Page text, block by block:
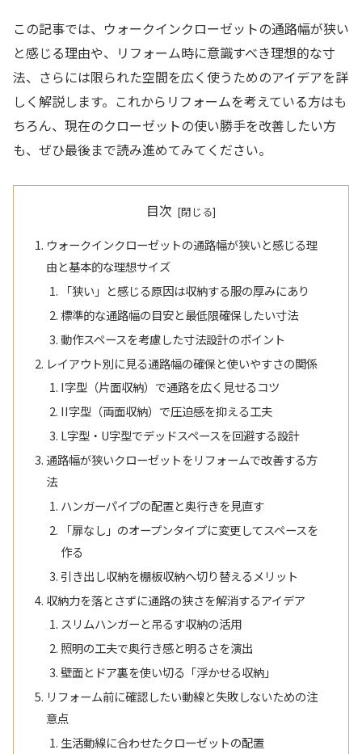
この記事では、ウォークインクローゼットの通路幅が狭い
と感じる理由や、リフォーム時に意識すべき理想的な寸
法、さらには限られた空間を広く使うためのアイデアを詳
しく解説します。これからリフォームを考えている方はも
ちろん、現在のクローゼットの使い勝手を改善したい方
も、ぜひ最後まで読み進めてみてください。
目次
ウォークインクローゼットの通路幅が狭いと感じる理
由と基本的な理想サイズ
「狭い」と感じる原因は収納する服の厚みにあり
標準的な通路幅の目安と最低限確保したい寸法
動作スペースを考慮した寸法設計のポイント
レイアウト別に見る通路幅の確保と使いやすさの関係
I字型（片面収納）で通路を広く見せるコツ
II字型（両面収納）で圧迫感を抑える工夫
L字型・U字型でデッドスペースを回避する設計
通路幅が狭いクローゼットをリフォームで改善する方
法
ハンガーパイプの配置と奥行きを見直す
「扉なし」のオープンタイプに変更してスペースを
作る
引き出し収納を棚板収納へ切り替えるメリット
収納力を落とさずに通路の狭さを解消するアイデア
スリムハンガーと吊るす収納の活用
照明の工夫で奥行き感と明るさを演出
壁面とドア裏を使い切る「浮かせる収納」
リフォーム前に確認したい動線と失敗しないための注
意点
生活動線に合わせたクローゼットの配置